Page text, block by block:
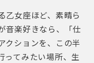
乙女座ほど、素晴ら
音楽好きなら、「仕
クションを、この半
ってみたい場所、生